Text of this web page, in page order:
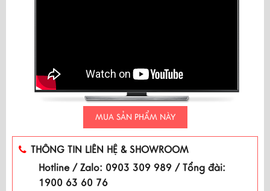
MUA SẢN PHẨM NÀY
THÔNG TIN LIÊN HỆ & SHOWROOM
Hotline / Zalo: 0903 309 989 / Tổng đài:
1900 63 60 76